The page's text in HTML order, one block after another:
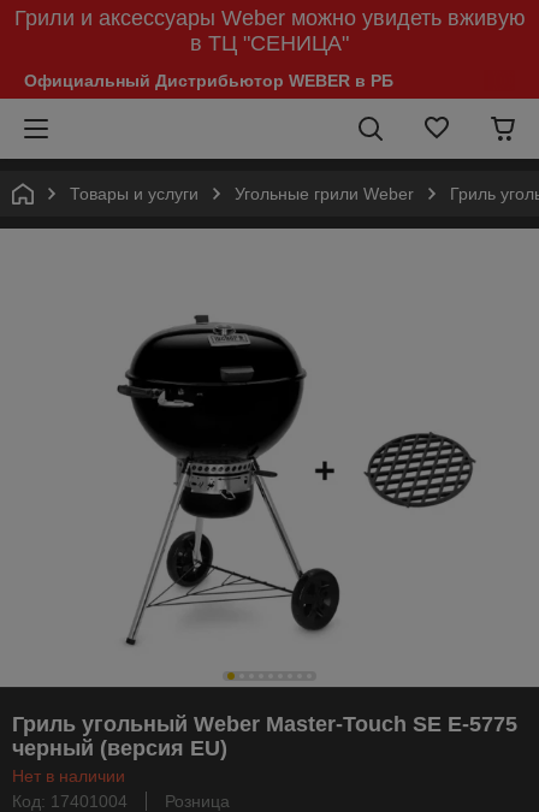
Грили и аксессуары Weber можно увидеть вживую
в ТЦ "СЕНИЦА"
Официальный Дистрибьютор WEBER в РБ
Товары и услуги Угольные грили Weber Гриль
Гриль угольный Weber Master-Touch SE E-5775
черный (версия EU)
Нет в наличии
Код: 17401004
Розница